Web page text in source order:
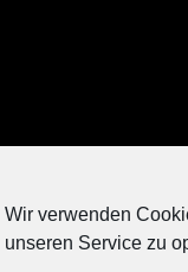
[contact-form-7 404 "Nicht
Wir verwenden
unseren Service zu